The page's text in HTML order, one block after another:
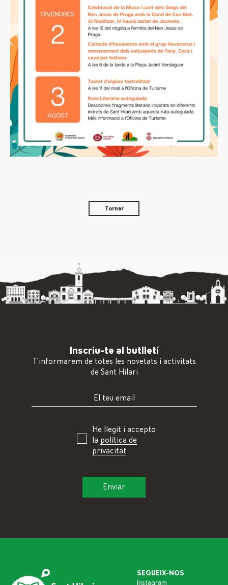
Tornar
Inscriu-te al butlletí
T'informarem de totes les novetats i activitats
de Sant Hilari
He llegit i accepto
la política de
privacitat
SEGUEIX-NOS
Instagram